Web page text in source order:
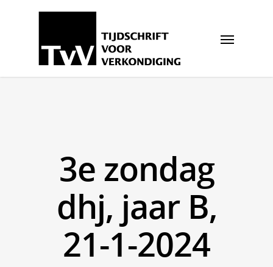
3e zondag
dhj, jaar B,
21-1-2024